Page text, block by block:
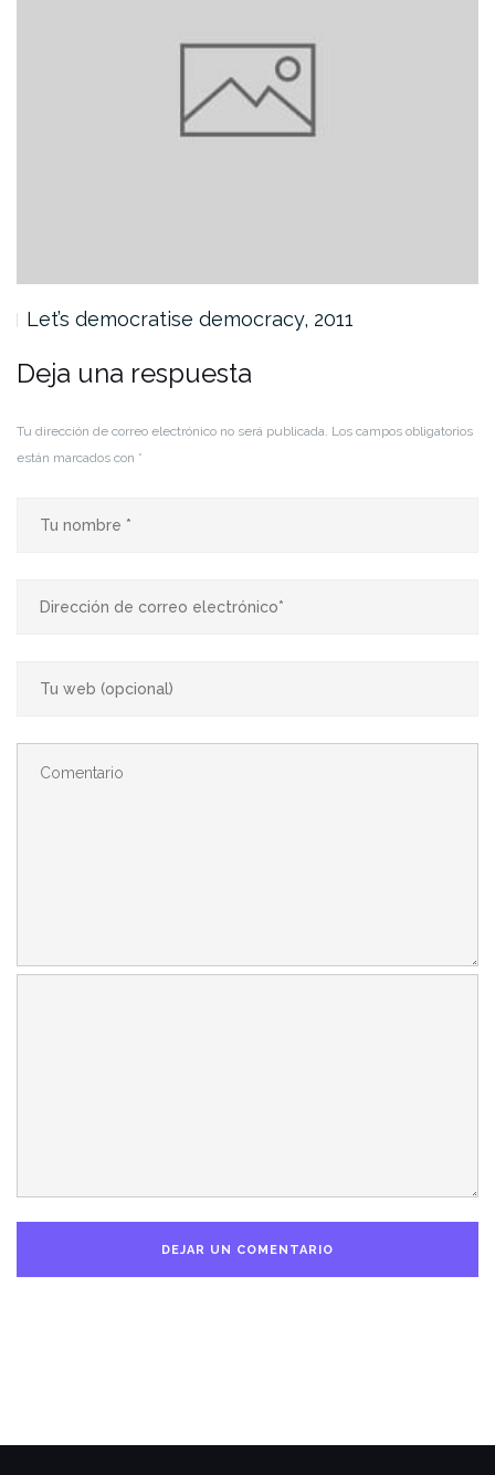
Let’s democratise democracy, 2011
Deja una respuesta
Tu dirección de correo electrónico no será publicada. Los campos obligatorios
están marcados con *